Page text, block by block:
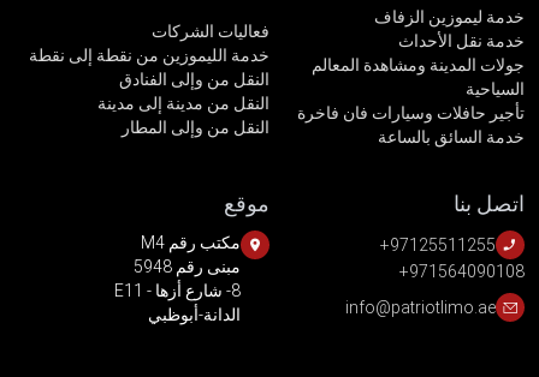
خدمة ليموزين الزفاف
خدمة نقل الأحداث
جولات المدينة ومشاهدة المعالم
السياحية
تأجير حافلات وسيارات فان فاخرة
خدمة السائق بالساعة
فعاليات الشركات
خدمة الليموزين من نقطة إلى نقطة
النقل من وإلى الفنادق
النقل من مدينة إلى مدينة
النقل من وإلى المطار
اتصل بنا
+97125511255
+971564090108
info@patriotlimo.ae
موقع
مكتب رقم M4
مبنى رقم 5948
8- شارع أزها - E11
الدانة-أبوظبي